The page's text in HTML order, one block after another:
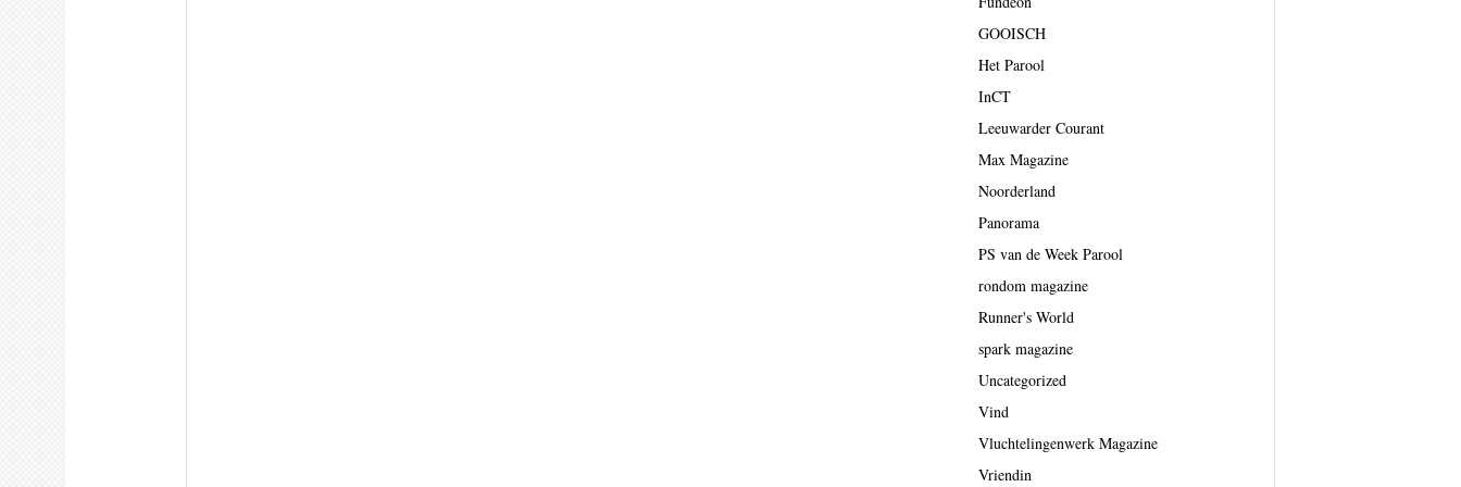
GOOISCH
Het Parool
InCT
Leeuwarder Courant
Max Magazine
Noorderland
Panorama
PS van de Week Parool
rondom magazine
Runner's World
spark magazine
Uncategorized
Vind
Vluchtelingenwerk Magazine
Vriendin